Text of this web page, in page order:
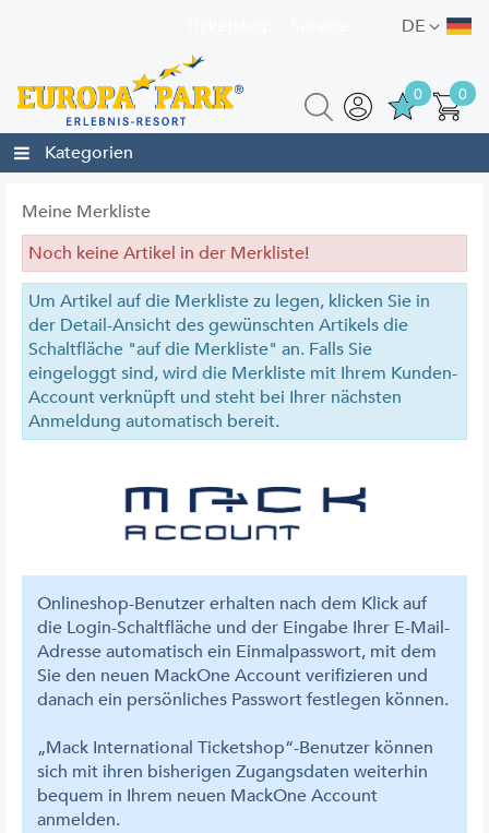
DE
0
0
Kategorien
Meine Merkliste
Noch keine Artikel in der Merkliste!
Um Artikel auf die Merkliste zu legen, klicken Sie in
der Detail-Ansicht des gewünschten Artikels die
Schaltfläche "auf die Merkliste" an. Falls Sie
eingeloggt sind, wird die Merkliste mit Ihrem Kunden-
Account verknüpft und steht bei Ihrer nächsten
Anmeldung automatisch bereit.
Onlineshop-Benutzer erhalten nach dem Klick auf
die Login-Schaltfläche und der Eingabe Ihrer E-Mail-
Adresse automatisch ein Einmalpasswort, mit dem
Sie den neuen MackOne Account verifizieren und
danach ein persönliches Passwort festlegen können.
„Mack International Ticketshop“-Benutzer können
sich mit ihren bisherigen Zugangsdaten weiterhin
bequem in Ihrem neuen MackOne Account
anmelden.